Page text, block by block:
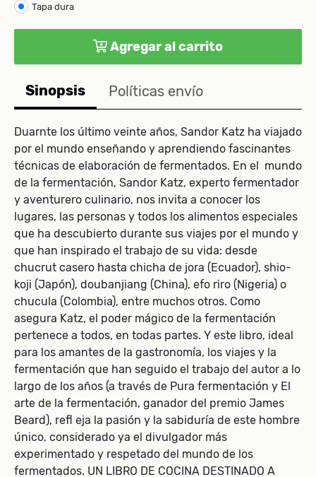
Tapa dura
Agregar al carrito
Sinopsis Políticas envío
Duarnte los último veinte años, Sandor Katz ha viajado
por el mundo enseñando y aprendiendo fascinantes
técnicas de elaboración de fermentados. En el mundo
de la fermentación, Sandor Katz, experto fermentador
y aventurero culinario, nos invita a conocer los
lugares, las personas y todos los alimentos especiales
que ha descubierto durante sus viajes por el mundo y
que han inspirado el trabajo de su vida: desde
chucrut casero hasta chicha de jora (Ecuador), shio-
koji (Japón), doubanjiang (China), efo riro (Nigeria) o
chucula (Colombia), entre muchos otros. Como
asegura Katz, el poder mágico de la fermentación
pertenece a todos, en todas partes. Y este libro, ideal
para los amantes de la gastronomía, los viajes y la
fermentación que han seguido el trabajo del autor a lo
largo de los años (a través de Pura fermentación y El
arte de la fermentación, ganador del premio James
Beard), refl eja la pasión y la sabiduría de este hombre
único, considerado ya el divulgador más
experimentado y respetado del mundo de los
fermentados. UN LIBRO DE COCINA DESTINADO A